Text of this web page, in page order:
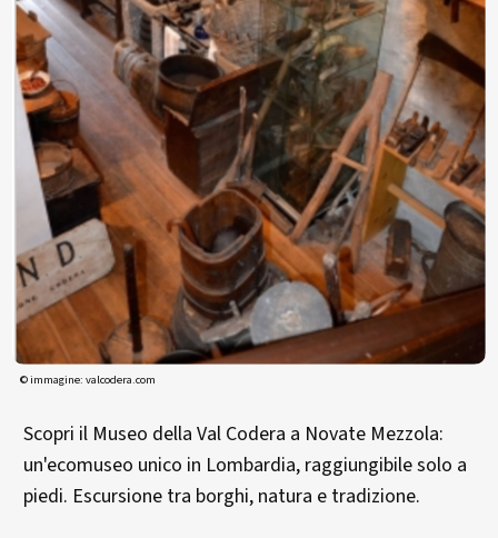
© immagine: valcodera.com
Scopri il Museo della Val Codera a Novate Mezzola:
un'ecomuseo unico in Lombardia, raggiungibile solo a
piedi. Escursione tra borghi, natura e tradizione.